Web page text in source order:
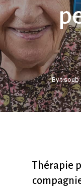
By t.soub
Thérapie